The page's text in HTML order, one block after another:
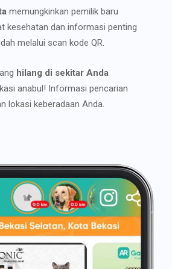
memungkinkan pemilik baru
kesehatan dan informasi penting
melalui scan kode QR.
hilang di sekitar Anda
anabul! Informasi pencarian
lokasi keberadaan Anda.